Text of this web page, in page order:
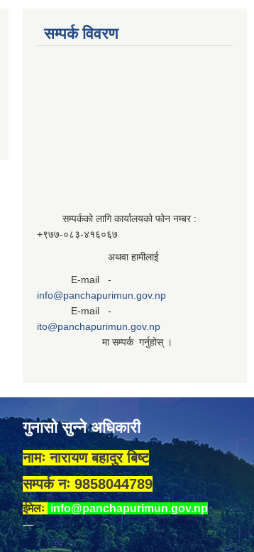
सम्पर्क विवरण
सम्पर्कको लागि कार्यालयको फोन नम्बर :
+९७७-०८३‍-४१६०६७
अथवा हामीलाई
E-mail -
info@panchapurimun.gov.np
E-mail -
ito@panchapurimun.gov.np
मा सम्पर्क गर्नुहोस् ।
गुनासो सुन्ने अधिकारी
नामः नारायण बहादुर बिष्ट
सम्पर्क नः 9858044789
ईमेलः info@panchapurimun.gov.np